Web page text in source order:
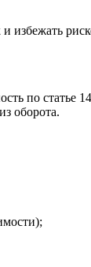
избежать
по
оборота.